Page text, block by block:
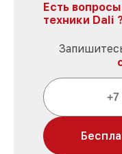
Есть
техники Dali